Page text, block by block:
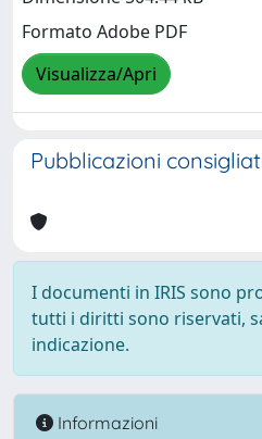
Formato Adobe PDF
Visualizza/Apri
Pubblicazioni
I documenti in IRIS sono
tutti i diritti sono riservati,
indicazione.
Informazioni